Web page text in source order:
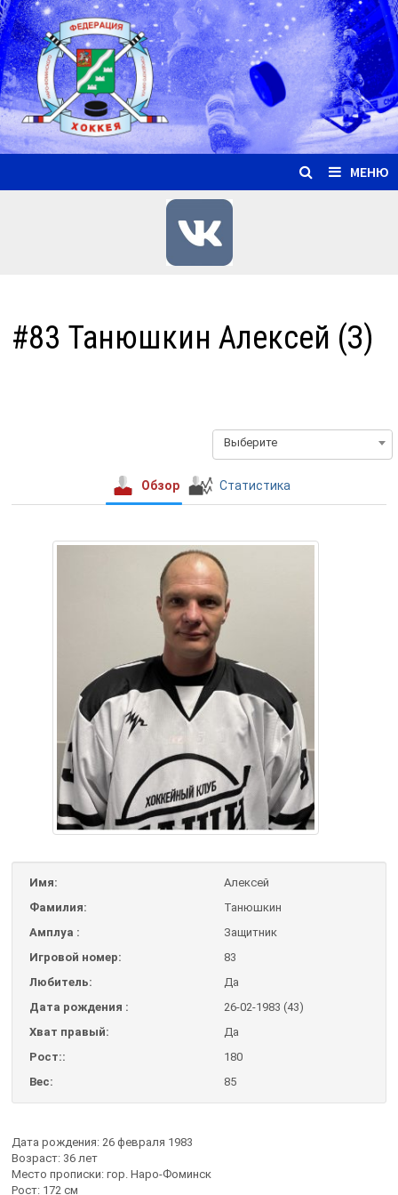
Перейти
к
содержимому
МЕНЮ
#83 Танюшкин Алексей (З)
Выберите
Обзор Статистика
Имя:
Алексей
Фамилия:
Танюшкин
Амплуа :
Защитник
Игровой номер:
83
Любитель:
Да
Дата рождения :
26-02-1983 (43)
Хват правый:
Да
Рост::
180
Вес:
85
Дата рождения: 26 февраля 1983
Возраст: 36 лет
Место прописки: гор. Наро-Фоминск
Рост: 172 см